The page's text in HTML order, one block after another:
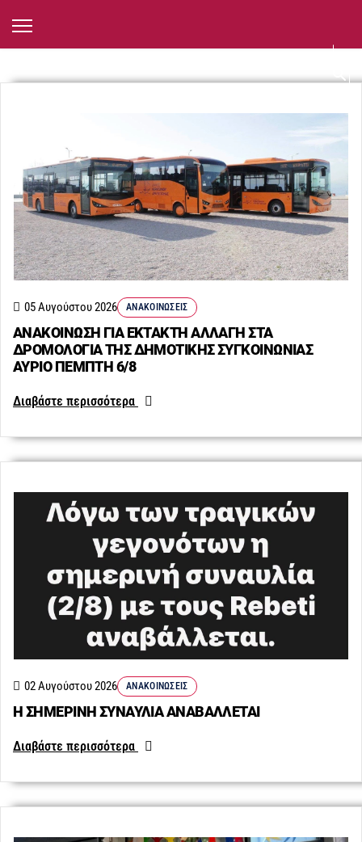
ΑΝΑΚΟΙΝΩΣΗ ΓΙΑ ΕΚΤΑΚΤΗ ΑΛΛΑΓΗ ΣΤΑ
ΔΡΟΜΟΛΟΓΙΑ ΤΗΣ ΔΗΜΟΤΙΚΗΣ ΣΥΓΚΟΙΝΩΝΙΑΣ
ΑΥΡΙΟ ΠΕΜΠΤΗ 6/8
05 Αυγούστου 2026 ΑΝΑΚΟΙΝΏΣΕΙΣ
Διαβάστε περισσότερα
Η ΣΗΜΕΡΙΝΗ ΣΥΝΑΥΛΙΑ ΑΝΑΒΑΛΛΕΤΑΙ
02 Αυγούστου 2026 ΑΝΑΚΟΙΝΏΣΕΙΣ
Διαβάστε περισσότερα